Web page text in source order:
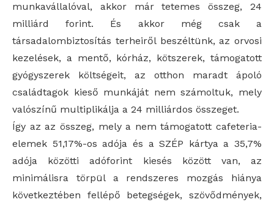
munkavállalóval, akkor már tetemes összeg, 24
milliárd forint. És akkor még csak a
társadalombiztosítás terheiről beszéltünk, az orvosi
kezelések, a mentő, kórház, kötszerek, támogatott
gyógyszerek költségeit, az otthon maradt ápoló
családtagok kieső munkáját nem számoltuk, mely
valószínű multiplikálja a 24 milliárdos összeget.
Így az az összeg, mely a nem támogatott cafeteria-
elemek 51,17%-os adója és a SZÉP kártya a 35,7%
adója közötti adóforint kiesés között van, az
minimálisra törpül a rendszeres mozgás hiánya
következtében fellépő betegségek, szövődmények,